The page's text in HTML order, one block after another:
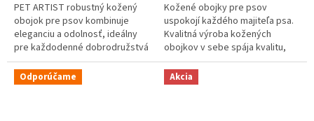
5
hviezdičiek.
PET ARTIST robustný kožený
obojok pre psov kombinuje
eleganciu a odolnosť, ideálny
pre každodenné dobrodružstvá
vášho psa. Vyrobený z kvalitnej
kože, tento obojok zaručuje...
5
hviezdičiek.
Kožené obojky pre psov
uspokojí každého majiteľa psa.
Kvalitná výroba kožených
obojkov v sebe spája kvalitu,
trvanlivosť, skvelé prevedenie
a luxusne vyzerajúci dizajn.
Odporúčame Akcia